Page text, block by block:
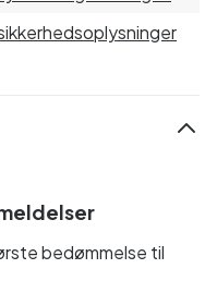
bedømmelse til